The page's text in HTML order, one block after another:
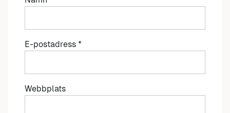
E-postadress *
Webbplats